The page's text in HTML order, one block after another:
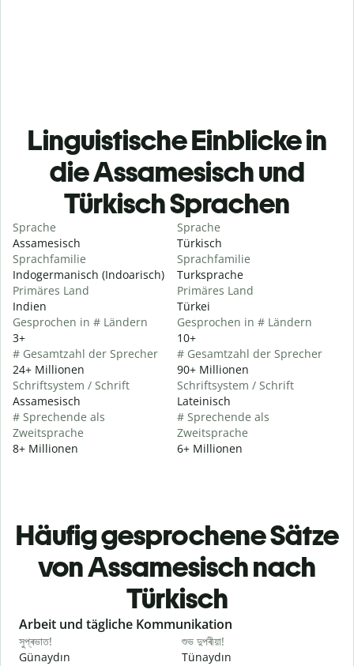
Linguistische Einblicke in
die Assamesisch und
Türkisch Sprachen
Sprache
Assamesisch
Sprachfamilie
Indogermanisch (Indoarisch)
Primäres Land
Indien
Gesprochen in # Ländern
3+
# Gesamtzahl der Sprecher
24+ Millionen
Schriftsystem / Schrift
Assamesisch
# Sprechende als
Zweitsprache
8+ Millionen
Sprache
Türkisch
Sprachfamilie
Turksprache
Primäres Land
Türkei
Gesprochen in # Ländern
10+
# Gesamtzahl der Sprecher
90+ Millionen
Schriftsystem / Schrift
Lateinisch
# Sprechende als
Zweitsprache
6+ Millionen
Häufig gesprochene Sätze
von Assamesisch nach
Türkisch
Slide 1 of 6
Arbeit und tägliche Kommunikation
সুপ্ৰভাত!
Günaydın
শুভ দুপৰীয়া!
Tünaydın